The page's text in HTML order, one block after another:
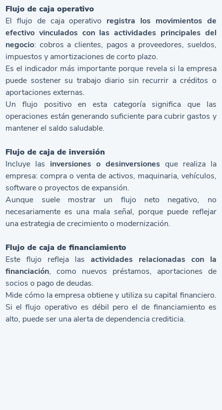
Flujo de caja operativo
El flujo de caja operativo registra los movimientos de
efectivo vinculados con las actividades principales del
negocio: cobros a clientes, pagos a proveedores, sueldos,
impuestos y amortizaciones de corto plazo.
Es el indicador más importante porque revela si la empresa
puede sostener su trabajo diario sin recurrir a créditos o
aportaciones externas.
Un flujo positivo en esta categoría significa que las
operaciones están generando suficiente para cubrir gastos y
mantener el saldo saludable.
Flujo de caja de inversión
Incluye las inversiones o desinversionesque realiza la
empresa: compra o venta de activos, maquinaria, vehículos,
software o proyectos de expansión.
Aunque suele mostrar un flujo neto negativo, no
necesariamente es una mala señal, porque puede reflejar
una estrategia de crecimiento o modernización.
Flujo de caja de financiamiento
Este flujo refleja las actividades relacionadas con la
financiación, como nuevos préstamos, aportaciones de
socios o pago de deudas.
Mide cómo la empresa obtiene y utiliza su capital financiero.
Si el flujo operativo es débil pero el de financiamiento es
alto, puede ser una alerta de dependencia crediticia.